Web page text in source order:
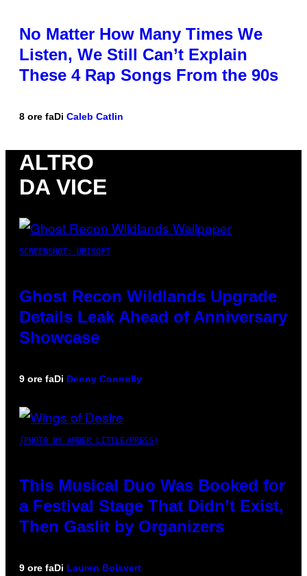
No Matter How Many Times We
Listen, We Still Can’t Explain
These 4 Rap Songs From the 90s
8 ore faDi Caleb Catlin
ALTRO
DA VICE
SCREENSHOT: UBISOFT
Ghost Recon Wildlands Upgrade
Details Leak Ahead of Anniversary
Showcase
9 ore faDi Denny Connolly
(PHOTO BY AMBER LITTLE/PRESS)
This Musical Duo Was Booked for
a Festival Stage That Didn’t Exist,
Then Gaslit by Organizers
9 ore faDi Lauren Boisvert